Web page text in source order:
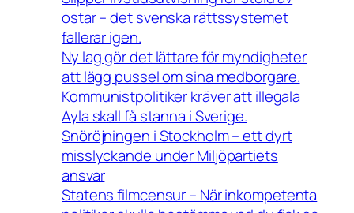
ostar – det svenska rättssystemet
fallerar igen.
Ny lag gör det lättare för myndigheter
att lägg pussel om sina medborgare.
Kommunistpolitiker kräver att illegala
Ayla skall få stanna i Sverige.
Snöröjningen i Stockholm – ett dyrt
misslyckande under Miljöpartiets
ansvar
Statens filmcensur – När inkompetenta